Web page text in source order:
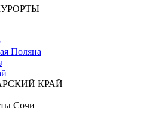
Поляна
КРАЙ
Сочи